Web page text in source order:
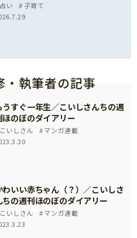
占い
子育て
・執筆者の記事
うすぐ一年生／こいしさんちの週
ほのぼのダイアリー
こいしさん
マンガ連載
わいい赤ちゃん（？）／こいしさ
ちの週刊ほのぼのダイアリー
こいしさん
マンガ連載